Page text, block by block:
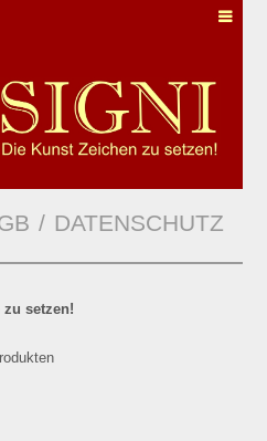
/ DATENSCHUTZ
zu setzen!